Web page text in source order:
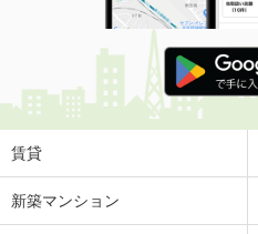
賃貸
新築マンション